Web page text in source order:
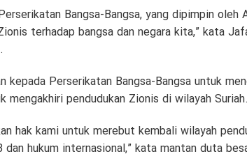
Bangsa-Bangsa, yang dipimpin oleh
terhadap bangsa dan negara kita,” kata
kepada Perserikatan Bangsa-Bangsa untuk
mengakhiri pendudukan Zionis di wilayah Suriah.
hak kami untuk merebut kembali wilayah
hukum internasional,” kata mantan duta